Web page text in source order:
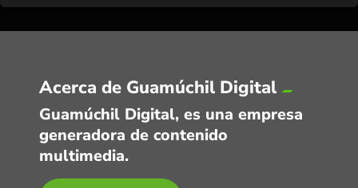
Acerca de Guamúchil Digital
Guamúchil Digital, es una empresa
generadora de contenido
multimedia.